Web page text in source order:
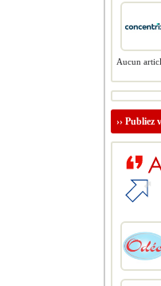
Aucun
›› Publiez